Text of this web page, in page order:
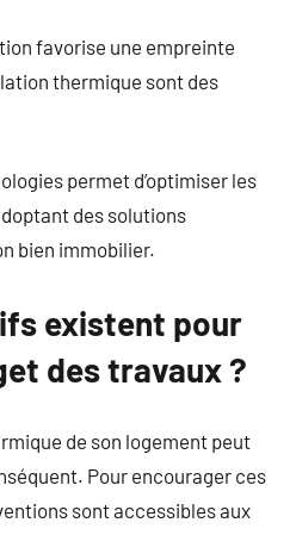
favorise une empreinte
thermique sont des
permet d’optimiser les
des solutions
bien immobilier.
existent pour
des travaux ?
de son logement peut
Pour encourager ces
sont accessibles aux